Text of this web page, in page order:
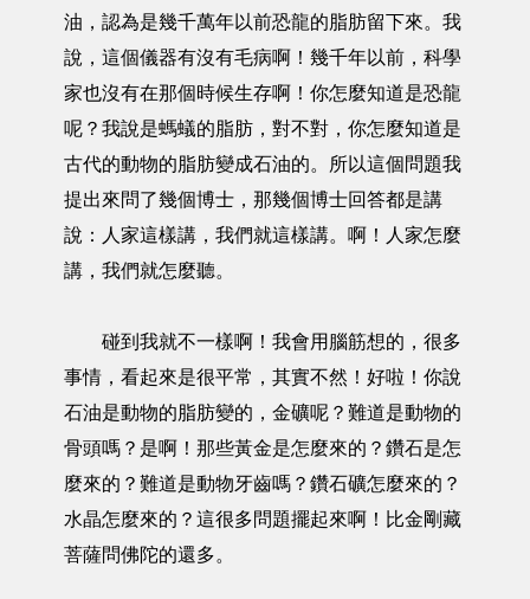
油，認為是幾千萬年以前恐龍的脂肪留下來。我
說，這個儀器有沒有毛病啊！幾千年以前，科學
家也沒有在那個時候生存啊！你怎麼知道是恐龍
呢？我說是螞蟻的脂肪，對不對，你怎麼知道是
古代的動物的脂肪變成石油的。所以這個問題我
提出來問了幾個博士，那幾個博士回答都是講
說：人家這樣講，我們就這樣講。啊！人家怎麼
講，我們就怎麼聽。
碰到我就不一樣啊！我會用腦筋想的，很多
事情，看起來是很平常，其實不然！好啦！你說
石油是動物的脂肪變的，金礦呢？難道是動物的
骨頭嗎？是啊！那些黃金是怎麼來的？鑽石是怎
麼來的？難道是動物牙齒嗎？鑽石礦怎麼來的？
水晶怎麼來的？這很多問題擺起來啊！比金剛藏
菩薩問佛陀的還多。